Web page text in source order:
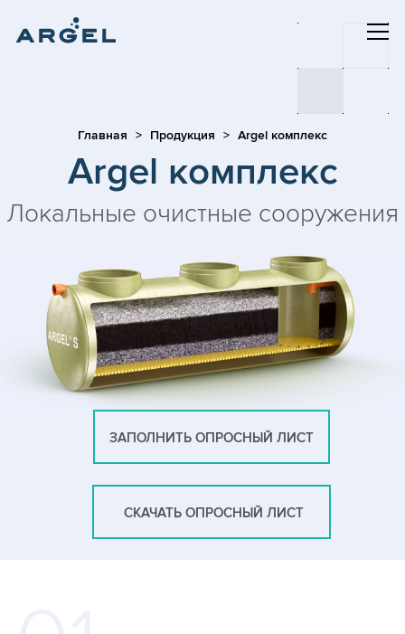
Главная Продукция Argel комплекс
Argel комплекс
Локальные очистные сооружения
ЗАПОЛНИТЬ ОПРОСНЫЙ ЛИСТ
СКАЧАТЬ ОПРОСНЫЙ ЛИСТ